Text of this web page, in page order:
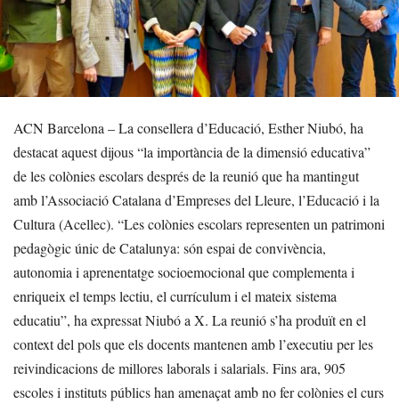
ACN Barcelona – La consellera d’Educació, Esther Niubó, ha
destacat aquest dijous “la importància de la dimensió educativa”
de les colònies escolars després de la reunió que ha mantingut
amb l’Associació Catalana d’Empreses del Lleure, l’Educació i la
Cultura (Acellec). “Les colònies escolars representen un patrimoni
pedagògic únic de Catalunya: són espai de convivència,
autonomia i aprenentatge socioemocional que complementa i
enriqueix el temps lectiu, el currículum i el mateix sistema
educatiu”, ha expressat Niubó a X. La reunió s’ha produït en el
context del pols que els docents mantenen amb l’executiu per les
reivindicacions de millores laborals i salarials. Fins ara, 905
escoles i instituts públics han amenaçat amb no fer colònies el curs